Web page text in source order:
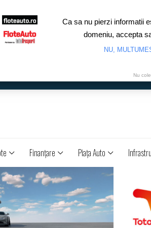
Finanţare Piaţa Auto
Ca sa nu pierzi informatii
domeniu, accepta
NU,
Nu